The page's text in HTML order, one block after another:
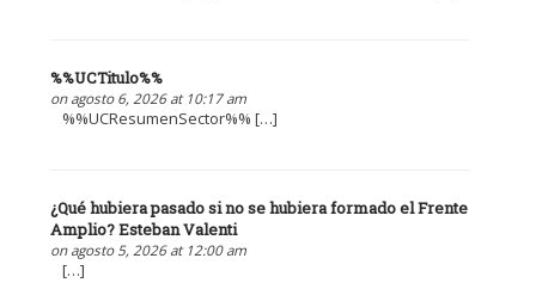
%%UCTitulo%%
on agosto 6, 2026 at 10:17 am
%%UCResumenSector%% […]
¿Qué hubiera pasado si no se hubiera formado el Frente
Amplio? Esteban Valenti
on agosto 5, 2026 at 12:00 am
[…]